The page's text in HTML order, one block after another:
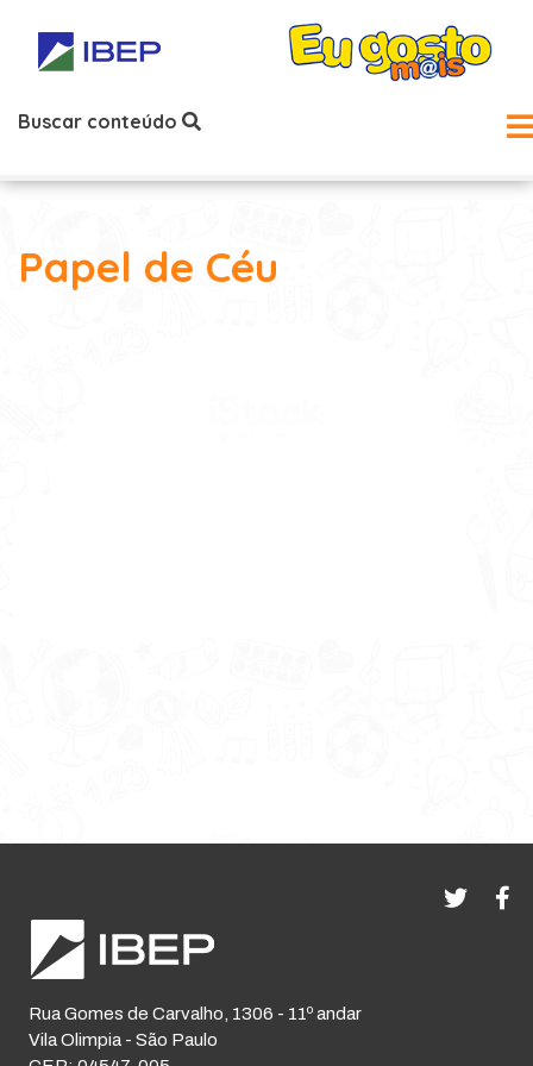
Buscar conteúdo
Papel de Céu
Rua Gomes de Carvalho, 1306 - 11º andar
Vila Olimpia - São Paulo